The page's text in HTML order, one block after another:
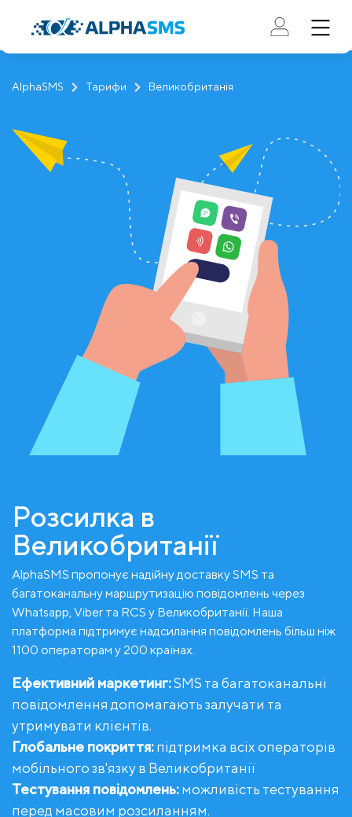
AlphaSMS Тарифи Великобританія
Розсилка в
Великобританії
AlphaSMS пропонує надійну доставку SMS та
багатоканальну маршрутизацію повідомлень через
Whatsapp, Viber та RCS у Великобританії. Наша
платформа підтримує надсилання повідомлень більш ніж
1100 операторам у 200 країнах.
Ефективний маркетинг:SMS та багатоканальні
повідомлення допомагають залучати та
утримувати клієнтів.
Глобальне покриття:підтримка всіх операторів
мобільного зв'язку в Великобританії
Тестування повідомлень:можливість тестування
перед масовим розсиланням.